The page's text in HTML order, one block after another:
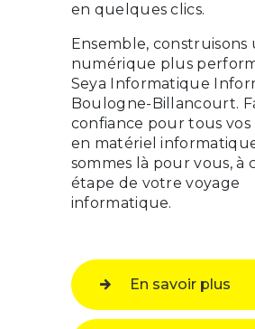
en quelques clics.
Ensemble, construisons
numérique plus
Seya Informatique
Boulogne-Billancourt.
confiance pour tous vos
en matériel
sommes là pour vous, à
étape de votre voyage
informatique.
En savoir plus